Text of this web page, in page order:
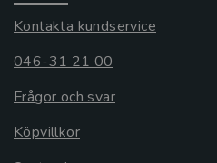
Kontakta kundservice
046-31 21 00
Frågor och svar
Köpvillkor